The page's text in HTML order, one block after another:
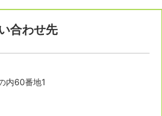
合わせ先
内60番地1